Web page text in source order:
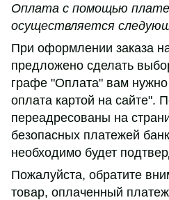
Оплата с помощью
осуществляется
При оформлении заказа
предложено сделать
графе "Оплата" вам
оплата картой на сайте".
переадресованы на
безопасных платежей
необходимо будет
Пожалуйста, обратите
товар, оплаченный